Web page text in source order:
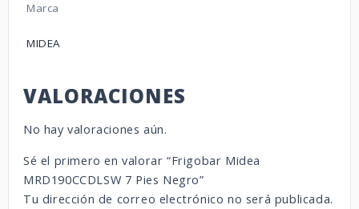
Marca
MIDEA
VALORACIONES
No hay valoraciones aún.
Sé el primero en valorar “Frigobar Midea
MRD190CCDLSW 7 Pies Negro”
Tu dirección de correo electrónico no será publicada.